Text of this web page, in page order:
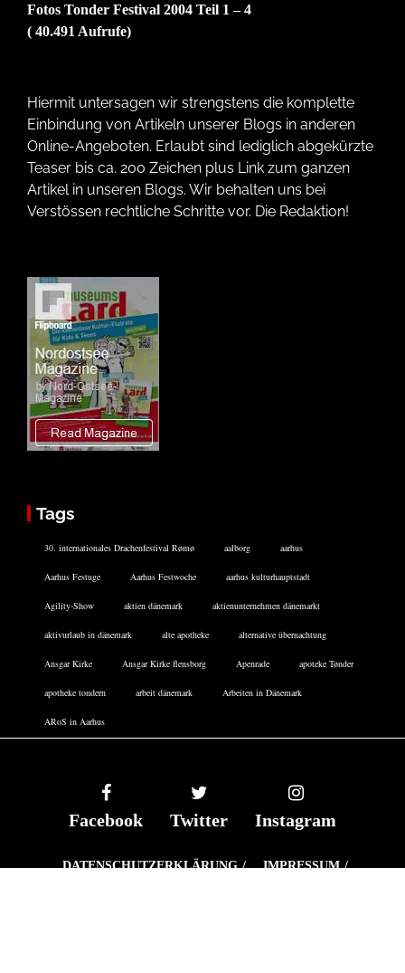
Fotos Tonder Festival 2004 Teil 1 – 4
( 40.491 Aufrufe)
Hiermit untersagen wir strengstens die komplette
Einbindung von Artikeln unserer Blogs in anderen
Online-Angeboten. Erlaubt sind lediglich abgekürzte
Teaser bis ca. 200 Zeichen plus Link zum ganzen
Artikel in unseren Blogs. Wir behalten uns bei
Verstössen rechtliche Schritte vor. Die Redaktion!
Tags
30. internationales Drachenfestival Rømø aalborg aarhus
Aarhus Festuge Aarhus Festwoche aarhus kulturhauptstadt
Agility-Show aktien dänemark aktienunternehmen dänemarkt
aktivurlaub in dänemark alte apotheke alternative übernachtung
Ansgar Kirke Ansgar Kirke flensborg Apenrade apoteke Tønder
apotheke tondern arbeit dänemark Arbeiten in Dänemark
ARoS in Aarhus
Facebook Twitter Instagram
DATENSCHUTZERKLÄRUNG IMPRESSUM